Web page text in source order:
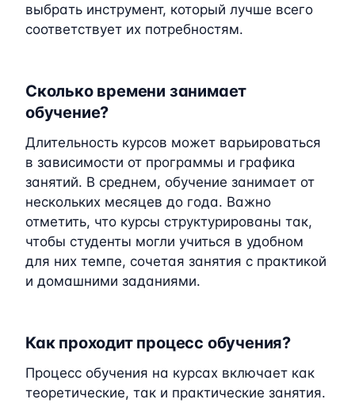
выбрать инструмент, который лучше всего
соответствует их потребностям.
Сколько времени занимает
обучение?
Длительность курсов может варьироваться
в зависимости от программы и графика
занятий. В среднем, обучение занимает от
нескольких месяцев до года. Важно
отметить, что курсы структурированы так,
чтобы студенты могли учиться в удобном
для них темпе, сочетая занятия с практикой
и домашними заданиями.
Как проходит процесс обучения?
Процесс обучения на курсах включает как
теоретические, так и практические занятия.